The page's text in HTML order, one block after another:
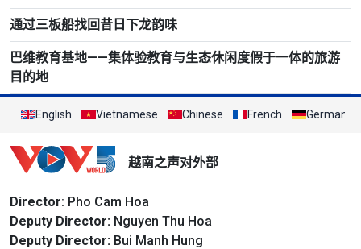
通过三板船找回昔日下龙韵味
巴维教育基地——集体验教育与生态休闲度假于一体的旅游
目的地
English Vietnamese Chinese French German
越南之声对外部
Director: Pho Cam Hoa
Deputy Director: Nguyen Thu Hoa
Deputy Director: Bui Manh Hung